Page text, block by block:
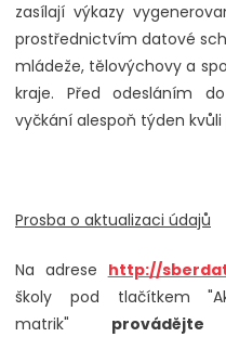
zasílají výkazy
prostřednictvím datové
mládeže, tělovýchovy a
kraje. Před odesláním
vyčkání alespoň týden
Prosba o aktualizaci údajů
Na adrese http://
školy pod tlačítkem
matrik" provádějte